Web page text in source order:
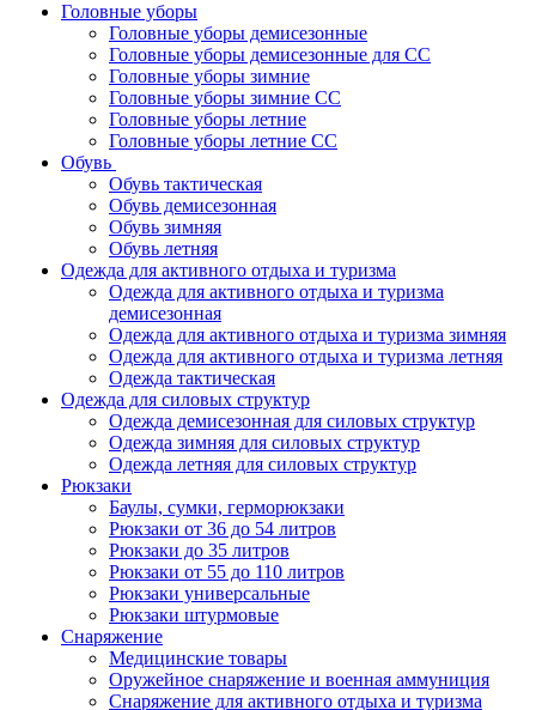
Головные уборы
Головные уборы демисезонные
Головные уборы демисезонные для СС
Головные уборы зимние
Головные уборы зимние СС
Головные уборы летние
Головные уборы летние СС
Обувь
Обувь тактическая
Обувь демисезонная
Обувь зимняя
Обувь летняя
Одежда для активного отдыха и туризма
Одежда для активного отдыха и туризма
демисезонная
Одежда для активного отдыха и туризма зимняя
Одежда для активного отдыха и туризма летняя
Одежда тактическая
Одежда для силовых структур
Одежда демисезонная для силовых структур
Одежда зимняя для силовых структур
Одежда летняя для силовых структур
Рюкзаки
Баулы, сумки, герморюкзаки
Рюкзаки от 36 до 54 литров
Рюкзаки до 35 литров
Рюкзаки от 55 до 110 литров
Рюкзаки универсальные
Рюкзаки штурмовые
Снаряжение
Медицинские товары
Оружейное снаряжение и военная аммуниция
Снаряжение для активного отдыха и туризма